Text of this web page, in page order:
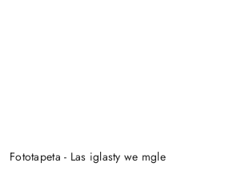
Fototapeta - Las iglasty we mgle